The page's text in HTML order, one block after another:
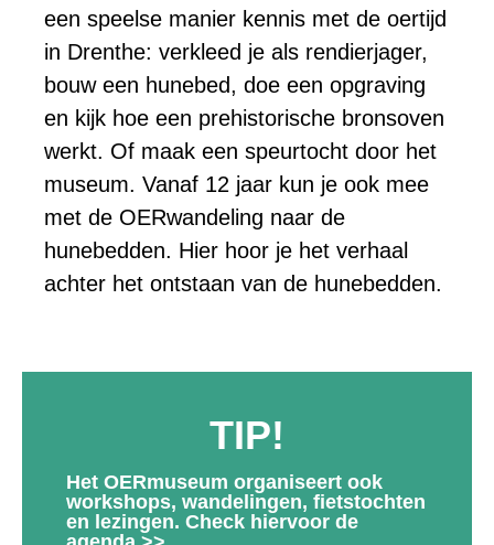
een speelse manier kennis met de oertijd
in Drenthe: verkleed je als rendierjager,
bouw een hunebed, doe een opgraving
en kijk hoe een prehistorische bronsoven
werkt. Of maak een speurtocht door het
museum. Vanaf 12 jaar kun je ook mee
met de OERwandeling naar de
hunebedden. Hier hoor je het verhaal
achter het ontstaan van de hunebedden.
TIP!
Het OERmuseum organiseert ook
workshops, wandelingen, fietstochten
en lezingen. Check hiervoor de